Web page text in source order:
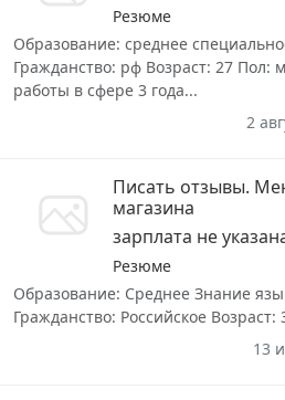
Резюме
Образование: среднее
Гражданство: рф Возраст: 27 Пол:
работы в сфере 3 года...
2
Писать отзывы.
магазина
зарплата не
Резюме
Образование: Среднее Знание
Гражданство: Российское
13